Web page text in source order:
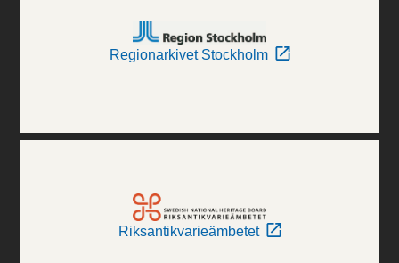
Regionarkivet Stockholm
Riksantikvarieämbetet